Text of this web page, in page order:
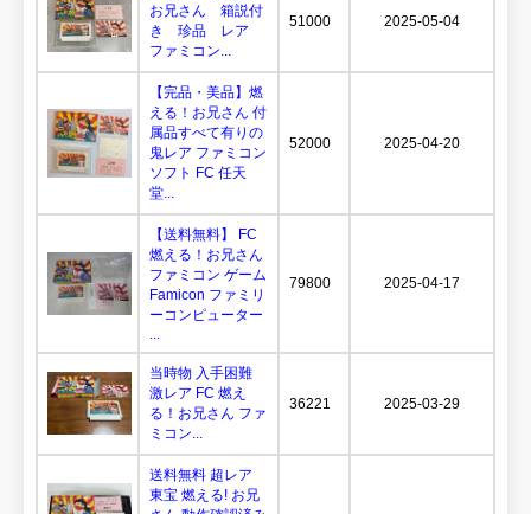
お兄さん 箱説付
き 珍品 レア
ファミコン...
51000 2025-05-04
【完品・美品】燃
える！お兄さん 付
属品すべて有りの
鬼レア ファミコン
ソフト FC 任天
堂...
52000 2025-04-20
【送料無料】 FC
燃える！お兄さん
ファミコン ゲーム
Famicon ファミリ
ーコンピューター
...
79800 2025-04-17
当時物 入手困難
激レア FC 燃え
る！お兄さん ファ
ミコン...
36221 2025-03-29
送料無料 超レア
東宝 燃える! お兄